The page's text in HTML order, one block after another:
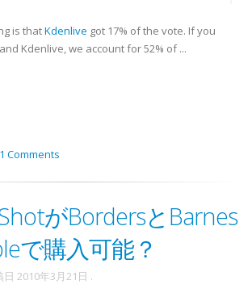
is thatKdenlive got 17% of the vote. If you
Kdenlive, we account for 52% of ...
Comments
がBordersとBarnes
で購入可能？
日 2010年3月21日 .